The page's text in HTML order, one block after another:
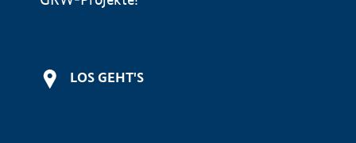
LOS GEHT'S